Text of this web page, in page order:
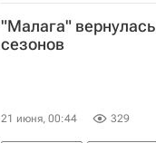
"Малага"
сезонов
21 июня, 00:44 329